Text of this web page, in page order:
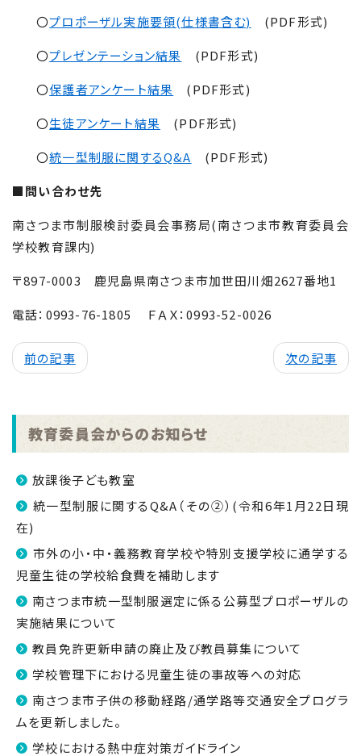
〇プロポーザル実施要領(仕様書含む)
(PDF形式)
〇プレゼンテーション結果
(PDF形式)
〇保護者アンケート結果
(PDF形式)
〇生徒アンケート結果 (PDF形式)
〇統一型制服に関するQ&A (PDF形式)
■問い合わせ先
南さつま市制服検討委員会事務局(南さつま市教育委員会
学校教育課内)
〒897-0003 鹿児島県南さつま市加世田川畑2627番地1
電話： 0993-76-1805 ＦＡＸ：0993-52-0026
前の記事 次の記事
教育委員会からのお知らせ
放課後子ども教室
統一型制服に関するQ&A（その②）(令和6年1月22日現
在)
市外の小・中・義務教育学校や特別支援学校に通学する
児童生徒の学校給食費を補助します
南さつま市統一型制服選定に係る公募型プロポーザルの
実施結果について
教員免許更新申請の廃止及び教員募集について
学校管理下における児童生徒の事故等への対応
南さつま市子供の移動経路/通学路等交通安全プログラ
ムを更新しました。
学校における熱中症対策ガイドライン